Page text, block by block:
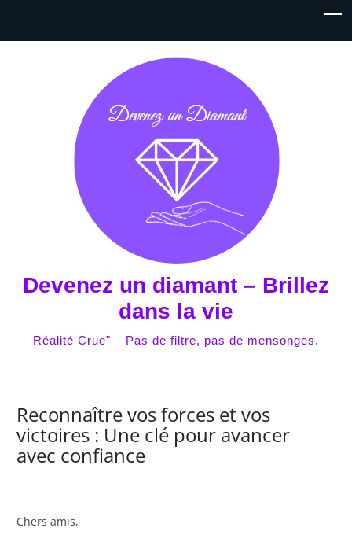
Devenez un diamant – Brillez
dans la vie
Réalité Crue" – Pas de filtre, pas de mensonges.
Reconnaître vos forces et vos
victoires : Une clé pour avancer
avec confiance
Chers amis,